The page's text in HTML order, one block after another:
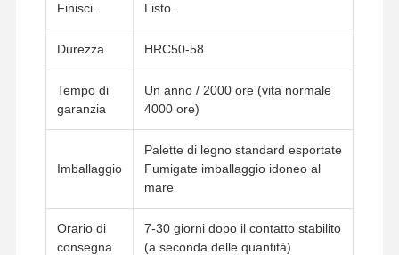
Pad per scarpe da pista
Regolatore della pista
Attachment per escavatore
Bottile per escavatori
Finisci. Listo.
Durezza HRC50-58
Tempo di
garanzia
Un anno / 2000 ore (vita normale
4000 ore)
Imballaggio
Palette di legno standard esportate
Fumigate imballaggio idoneo al
mare
Orario di
consegna
7-30 giorni dopo il contatto stabilito
(a seconda delle quantità)